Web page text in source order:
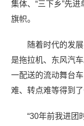
集体、“三下乡”先
旗帜。
随着时代的发
是拖拉机、东风汽
一配送的流动舞台
难、转点难等得到
“30年前我进团